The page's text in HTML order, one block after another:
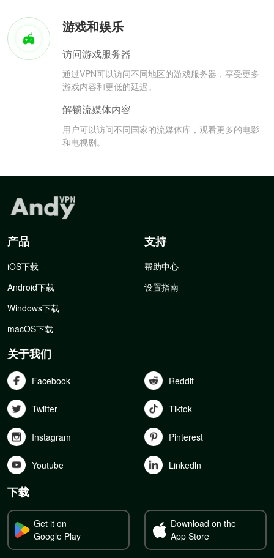
游戏和娱乐
访问游戏服务器
通过VPN可以访问不同地区的游戏服务器，享受更多
游戏内容和更低的延迟。
解锁流媒体内容
用户可以访问不同国家的流媒体库，观看更多的电影
和电视剧。
产品
iOS下载
Android下载
Windows下载
macOS下载
支持
帮助中心
设置指南
关于我们
Facebook Reddit
Twitter Tiktok
Instagram Pinterest
Youtube Linkedln
下载
Get it on
Google Play
Download on the
App Store